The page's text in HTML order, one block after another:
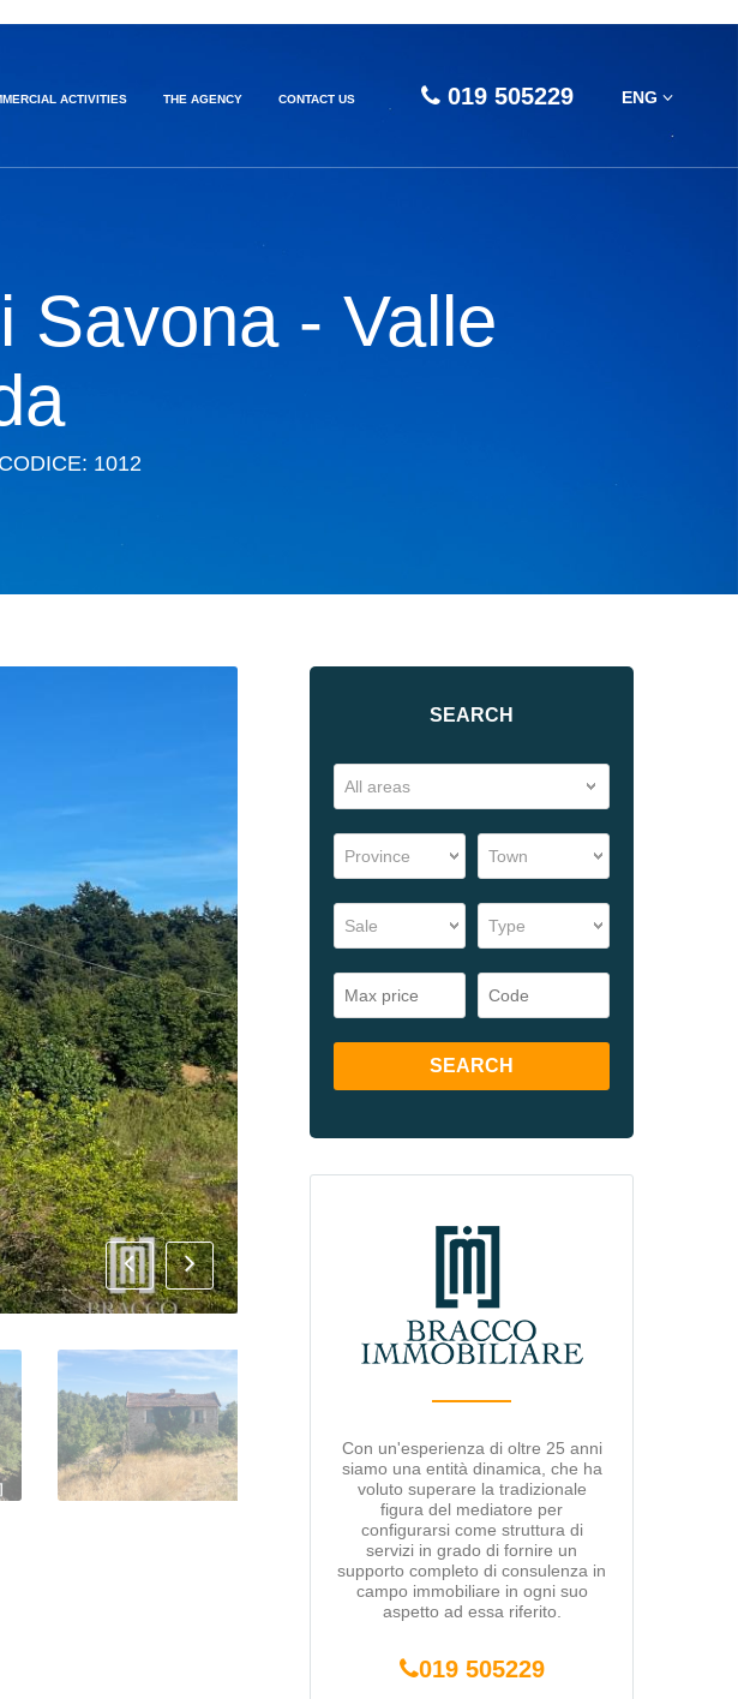
ACTIVITIES THE AGENCY CONTACT US 019 505229 ENG
Savona - Valle
1012
SEARCH
Con un'esperienza di oltre 25 anni
siamo una entità dinamica, che ha
voluto superare la tradizionale
figura del mediatore per
configurarsi come struttura di
servizi in grado di fornire un
supporto completo di consulenza in
campo immobiliare in ogni suo
aspetto ad essa riferito.
019 505229